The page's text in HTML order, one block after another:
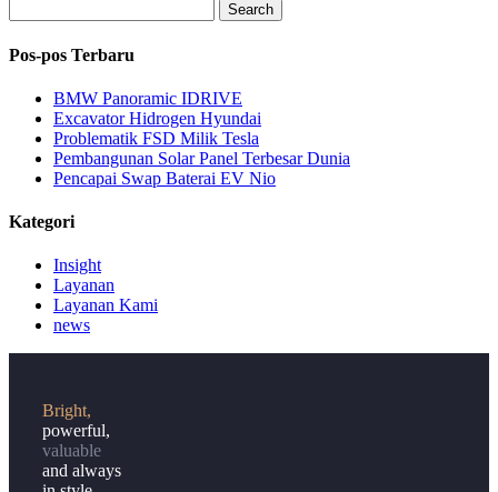
Search
Pos-pos Terbaru
BMW Panoramic IDRIVE
Excavator Hidrogen Hyundai
Problematik FSD Milik Tesla
Pembangunan Solar Panel Terbesar Dunia
Pencapai Swap Baterai EV Nio
Kategori
Insight
Layanan
Layanan Kami
news
Bright,
powerful,
valuable
and always